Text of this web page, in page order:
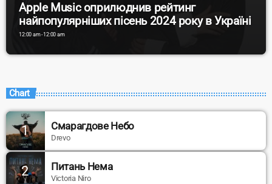
Apple Music оприлюднив рейтинг
найпопулярніших пісень 2024 року в Україні
12:00 am - 12:00 am
Chart
1 Смарагдове Небо
Drevo
2 Питань Нема
Victoria Niro